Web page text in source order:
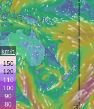
km/h